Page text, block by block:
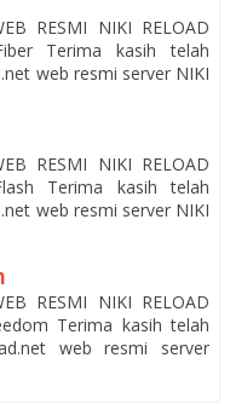
RESMI NIKI RELOAD
Terima kasih telah
web resmi server NIKI
RESMI NIKI RELOAD
Terima kasih telah
web resmi server NIKI
RESMI NIKI RELOAD
Terima kasih telah
web resmi server